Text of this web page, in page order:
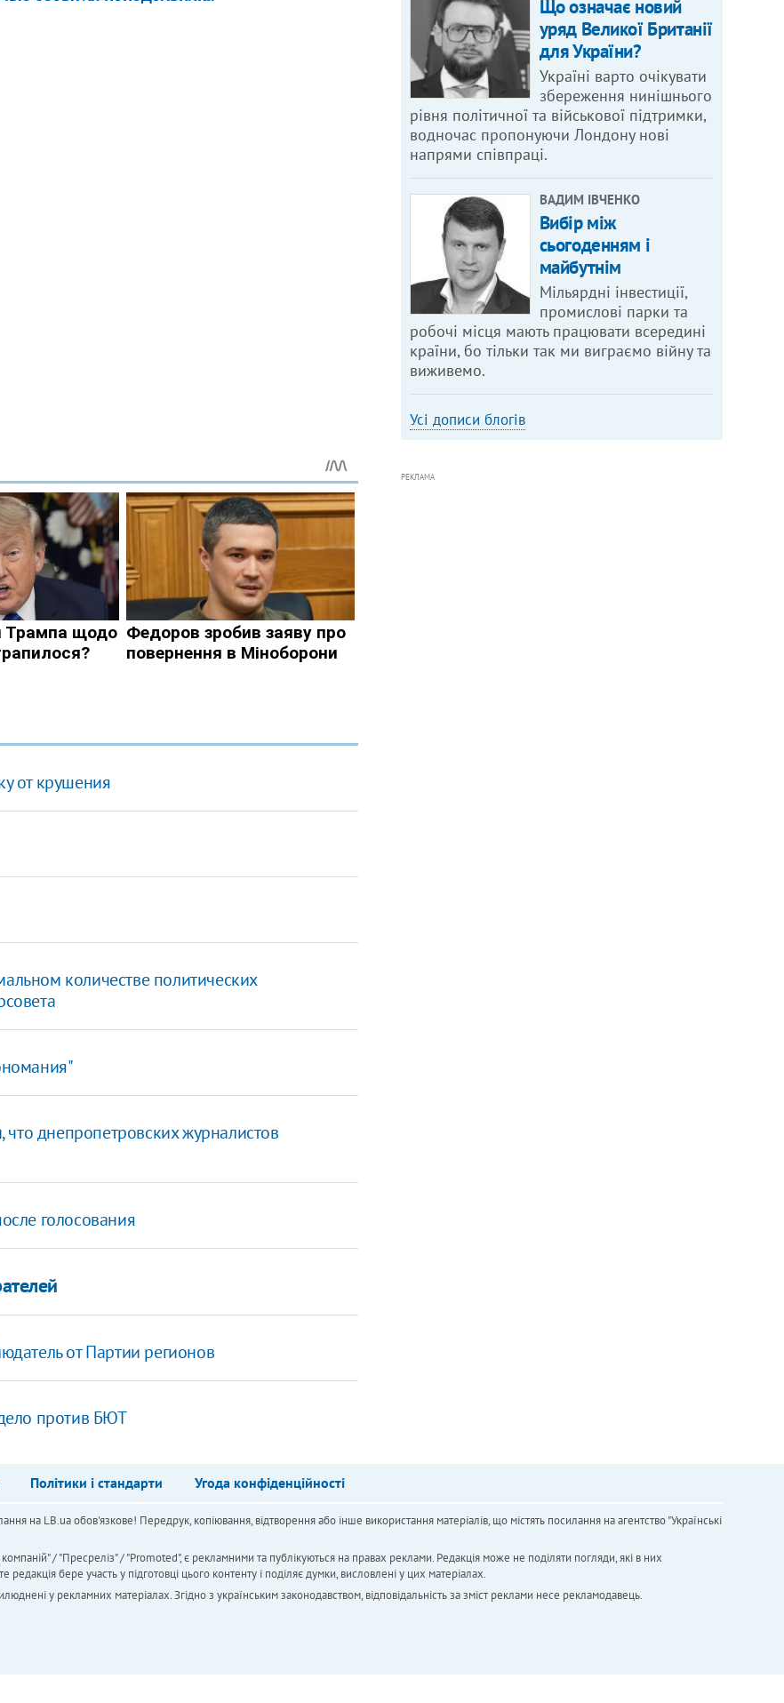
от крушения
количестве политических
днепропетровских журналистов
голосования
от Партии регионов
против БЮТ
Що означає новий
уряд Великої Британії
для України?
Україні варто очікувати
збереження нинішнього
рівня політичної та військової підтримки,
водночас пропонуючи Лондону нові
напрями співпраці.
ВАДИМ ІВЧЕНКО
Вибір між
сьогоденням і
майбутнім
Мільярдні інвестиції,
промислові парки та
робочі місця мають працювати всередині
країни, бо тільки так ми виграємо війну та
виживемо.
Усі дописи блогів
РЕКЛАМА
Політики і стандарти Угода конфіденційності
на LB.ua обов'язкове! Передрук, копіювання, відтворення або інше використання матеріалів, що містять посилання на агентство "Українськi
/ "Пресреліз" / "Promoted", є рекламними та публікуються на правах реклами. Редакція може не поділяти погляди, які в них
бере участь у підготовці цього контенту і поділяє думки, висловлені у цих матеріалах.
у рекламних матеріалах. Згідно з українським законодавством, відповідальність за зміст реклами несе рекламодавець.